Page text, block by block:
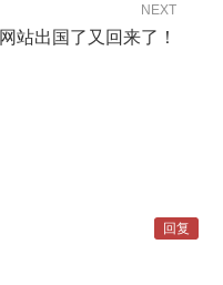
NEXT
网站出国了又回来了！
回复